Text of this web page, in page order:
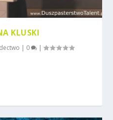
KLUSKI
| 0 |